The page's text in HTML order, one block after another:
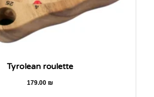
Tyrolean roulette
179.00₪